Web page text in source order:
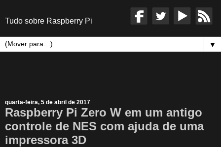
Tudo sobre Raspberry Pi
▼
quarta-feira, 5 de abril de 2017
Raspberry Pi Zero W em um antigo
controle de NES com ajuda de uma
impressora 3D